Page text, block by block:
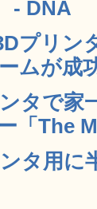
- DNA
プリン
ムが成
タで家
「The
タ用に